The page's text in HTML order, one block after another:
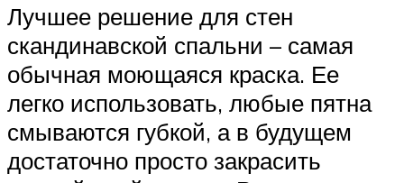
Лучшее решение для стен
скандинавской спальни – самая
обычная моющаяся краска. Ее
легко использовать, любые пятна
смываются губкой, а в будущем
достаточно просто закрасить